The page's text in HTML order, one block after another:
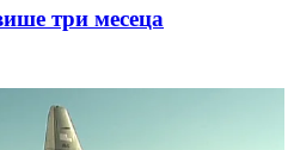
три месеца